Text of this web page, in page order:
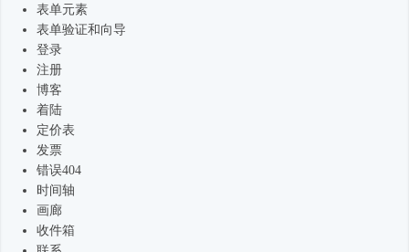
表单元素
表单验证和向导
登录
注册
博客
着陆
定价表
发票
错误404
时间轴
画廊
收件箱